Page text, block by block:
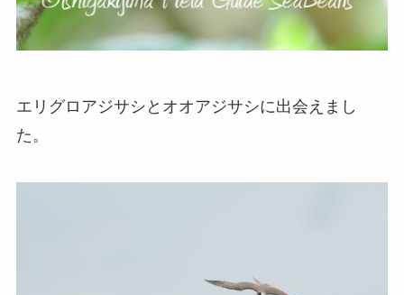
エリグロアジサシとオオアジサシに出会えまし
た。